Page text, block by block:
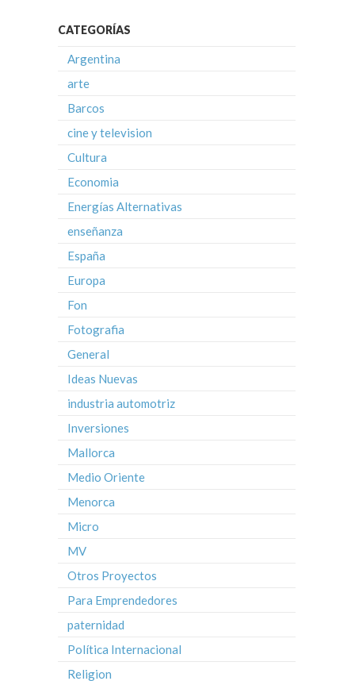
CATEGORÍAS
Argentina
arte
Barcos
cine y television
Cultura
Economia
Energías Alternativas
enseñanza
España
Europa
Fon
Fotografia
General
Ideas Nuevas
industria automotriz
Inversiones
Mallorca
Medio Oriente
Menorca
Micro
MV
Otros Proyectos
Para Emprendedores
paternidad
Política Internacional
Religion